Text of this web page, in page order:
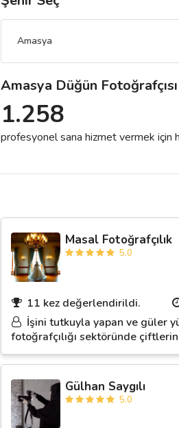
Amasya
Amasya Düğün Fotoğrafçısı
1.258
profesyonel sana hizmet vermek için
Masal Fotoğrafçılık
5.0
11 kez değerlendirildi.
İşini tutkuyla yapan ve güler
fotoğrafçılığı sektöründe
Gülhan Saygılı
5.0